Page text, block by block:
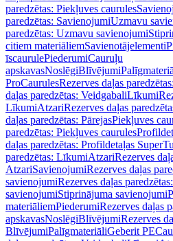
paredzētas: Piekļuves caurules
paredzētas: SavienojumiUzmavu
paredzētas: Uzmavu savienojumi
citiem materiāliemSavienotājelementi
īscaurulePiederumiCauruļu
apskavasNoslēgiBlīvējumi
ProCaurulesRezerves daļas
daļas paredzētas: VeidgabaliLīkumi
LīkumiAtzariRezerves daļas
daļas paredzētas: PārejasPiekļuves
paredzētas: Piekļuves caurules
daļas paredzētas: Profildetaļas
paredzētas: LīkumiAtzariRezerves
AtzariSavienojumiRezerves daļas
savienojumiRezerves daļas
savienojumiStiprinājuma savienojumi
materiāliemPiederumiRezerves daļas
apskavasNoslēgiBlīvējumiRezerves
BlīvējumiPalīgmateriāliGeberit PE